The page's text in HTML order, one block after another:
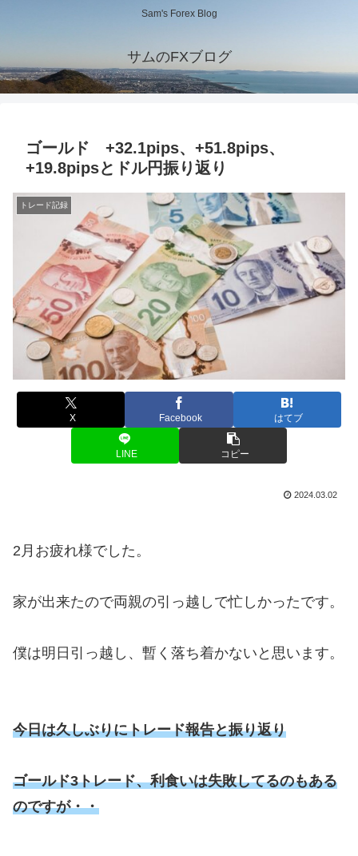
Sam's Forex Blog
サムのFXブログ
ゴールド +32.1pips、+51.8pips、
+19.8pipsとドル円振り返り
トレード記録
X Facebook はてブ
LINE コピー
2024.03.02
2月お疲れ様でした。
家が出来たので両親の引っ越しで忙しかったです。
僕は明日引っ越し、暫く落ち着かないと思います。
今日は久しぶりにトレード報告と振り返り
ゴールド3トレード、利食いは失敗してるのもある
のですが・・